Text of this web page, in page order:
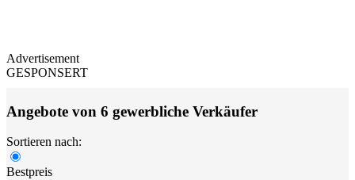
Advertisement
GESPONSERT
Angebote von 6 gewerbliche Verkäufer
Sortieren nach:
Bestpreis